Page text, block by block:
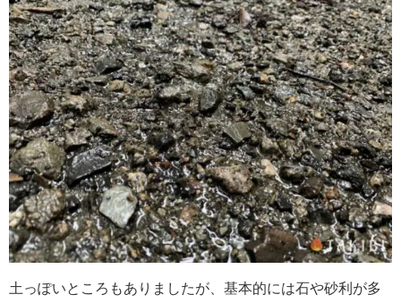
土っぽいところもありましたが、基本的には石や砂利が多